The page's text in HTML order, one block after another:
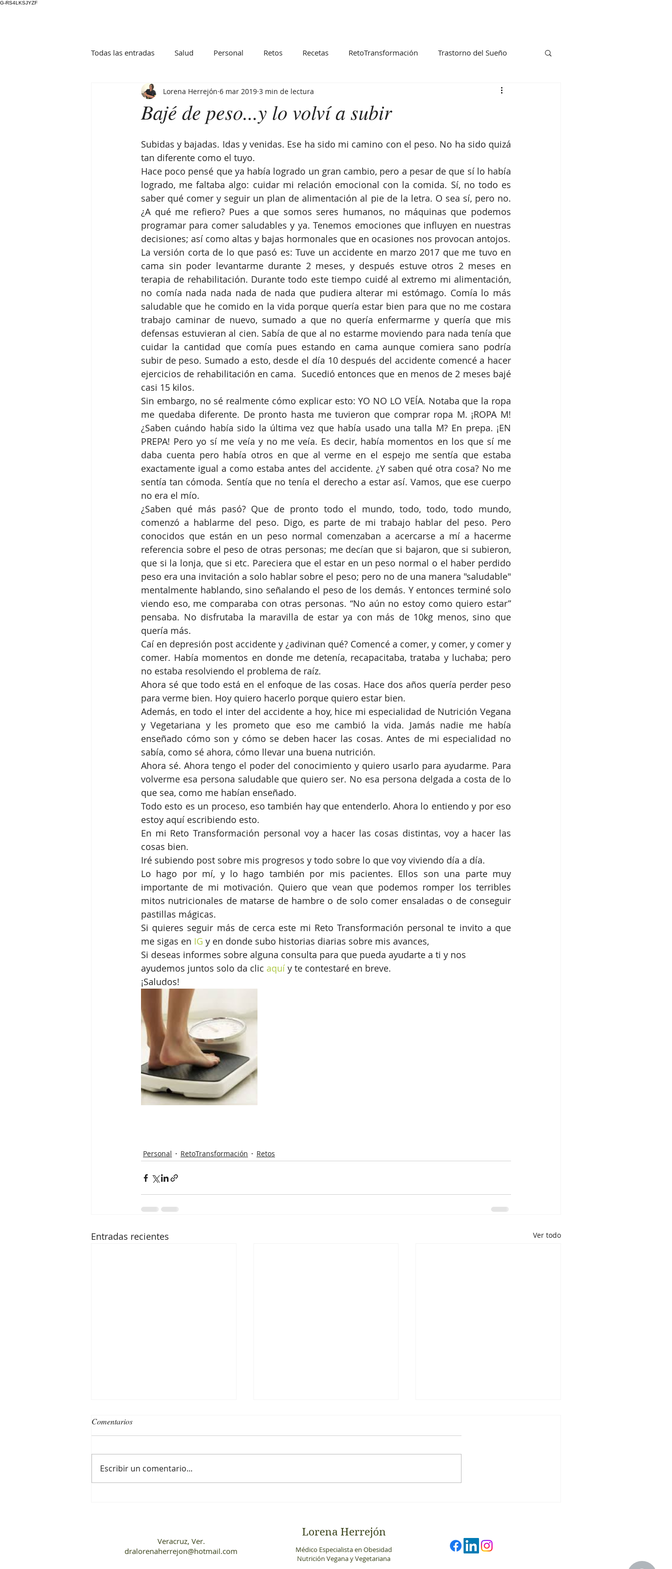
G-RS4LKSJYZF
Todas las entradas Salud Personal Retos Recetas RetoTransformación Trastorno del Sueño
Bajé de peso...y lo volví a subir
Lorena Herrejón 6 mar 2019 3 min de lectura
Subidas y bajadas. Idas y venidas. Ese ha sido mi camino con el peso. No ha sido quizá
tan diferente como el tuyo.
Hace poco pensé que ya había logrado un gran cambio, pero a pesar de que sí lo había
logrado, me faltaba algo: cuidar mi relación emocional con la comida. Sí, no todo es
saber qué comer y seguir un plan de alimentación al pie de la letra. O sea sí, pero no.
¿A qué me refiero? Pues a que somos seres humanos, no máquinas que podemos
programar para comer saludables y ya. Tenemos emociones que influyen en nuestras
La versión corta de lo que pasó es: Tuve un accidente en marzo 2017 que me tuvo en
cama sin poder levantarme durante 2 meses, y después estuve otros 2 meses en
terapia de rehabilitación. Durante todo este tiempo cuidé al extremo mi alimentación,
no comía nada nada nada de nada que pudiera alterar mi estómago. Comía lo más
saludable que he comido en la vida porque quería estar bien para que no me costara
trabajo caminar de nuevo, sumado a que no quería enfermarme y quería que mis
defensas estuvieran al cien. Sabía de que al no estarme moviendo para nada tenía que
cuidar la cantidad que comía pues estando en cama aunque comiera sano podría
subir de peso. Sumado a esto, desde el día 10 después del accidente comencé a hacer
ejercicios de rehabilitación en cama.  Sucedió entonces que en menos de 2 meses bajé
casi 15 kilos.
Sin embargo, no sé realmente cómo explicar esto: YO NO LO VEÍA. Notaba que la ropa
me quedaba diferente. De pronto hasta me tuvieron que comprar ropa M. ¡ROPA M!
¿Saben cuándo había sido la última vez que había usado una talla M? En prepa. ¡EN
PREPA! Pero yo sí me veía y no me veía. Es decir, había momentos en los que sí me
daba cuenta pero había otros en que al verme en el espejo me sentía que estaba
exactamente igual a como estaba antes del accidente. ¿Y saben qué otra cosa? No me
sentía tan cómoda. Sentía que no tenía el derecho a estar así. Vamos, que ese cuerpo
no era el mío.
¿Saben qué más pasó? Que de pronto todo el mundo, todo, todo, todo mundo,
comenzó a hablarme del peso. Digo, es parte de mi trabajo hablar del peso. Pero
conocidos que están en un peso normal comenzaban a acercarse a mí a hacerme
referencia sobre el peso de otras personas; me decían que si bajaron, que si subieron,
que si la lonja, que si etc. Pareciera que el estar en un peso normal o el haber perdido
peso era una invitación a solo hablar sobre el peso; pero no de una manera "saludable"
mentalmente hablando, sino señalando el peso de los demás. Y entonces terminé solo
viendo eso, me comparaba con otras personas. “No aún no estoy como quiero estar”
pensaba. No disfrutaba la maravilla de estar ya con más de 10kg menos, sino que
quería más.
Caí en depresión post accidente y ¿adivinan qué? Comencé a comer, y comer, y comer y
comer. Había momentos en donde me detenía, recapacitaba, trataba y luchaba; pero
no estaba resolviendo el problema de raíz.
Ahora sé que todo está en el enfoque de las cosas. Hace dos años quería perder peso
para verme bien. Hoy quiero hacerlo porque quiero estar bien.
Además, en todo el inter del accidente a hoy, hice mi especialidad de Nutrición Vegana
y Vegetariana y les prometo que eso me cambió la vida. Jamás nadie me había
enseñado cómo son y cómo se deben hacer las cosas. Antes de mi especialidad no
sabía, como sé ahora, cómo llevar una buena nutrición.
Ahora sé. Ahora tengo el poder del conocimiento y quiero usarlo para ayudarme. Para
volverme esa persona saludable que quiero ser. No esa persona delgada a costa de lo
que sea, como me habían enseñado.
Todo esto es un proceso, eso también hay que entenderlo. Ahora lo entiendo y por eso
estoy aquí escribiendo esto.
En mi Reto Transformación personal voy a hacer las cosas distintas, voy a hacer las
cosas bien.
Iré subiendo post sobre mis progresos y todo sobre lo que voy viviendo día a día.
Lo hago por mí, y lo hago también por mis pacientes. Ellos son una parte muy
importante de mi motivación. Quiero que vean que podemos romper los terribles
mitos nutricionales de matarse de hambre o de solo comer ensaladas o de conseguir
pastillas mágicas.
Si quieres seguir más de cerca este mi Reto Transformación personal te invito a que
me sigas en IG y en donde subo historias diarias sobre mis avances,
Si deseas informes sobre alguna consulta para que pueda ayudarte a ti y nos
ayudemos juntos solo da clic aquí y te contestaré en breve.
¡Saludos!
Personal RetoTransformación Retos
Entradas recientes Ver todo
50 cosas sobre mí
Después de casi cuatro meses
por ciento, pero sí ya...
Comentarios
Escribir un comentario...
Veracruz, Ver.
dralorenaherrejon@hotmail.com
Lorena Herrejón
Médico Especialista en Obesidad
Nutrición Vegana y Vegetariana